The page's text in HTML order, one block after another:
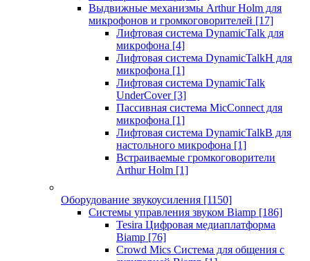
Выдвижные механизмы Arthur Holm для
микрофонов и громкоговорителей [17]
Лифтовая система DynamicTalk для
микрофона [4]
Лифтовая система DynamicTalkH для
микрофона [1]
Лифтовая система DynamicTalk
UnderCover [3]
Пассивная система MicConnect для
микрофона [1]
Лифтовая система DynamicTalkB для
настольного микрофона [1]
Встраиваемые громкоговорители
Arthur Holm [1]
Оборудование звукоусиления [1150]
Системы управления звуком Biamp [186]
Tesira Цифровая медиаплатформа
Biamp [76]
Crowd Mics Система для общения с